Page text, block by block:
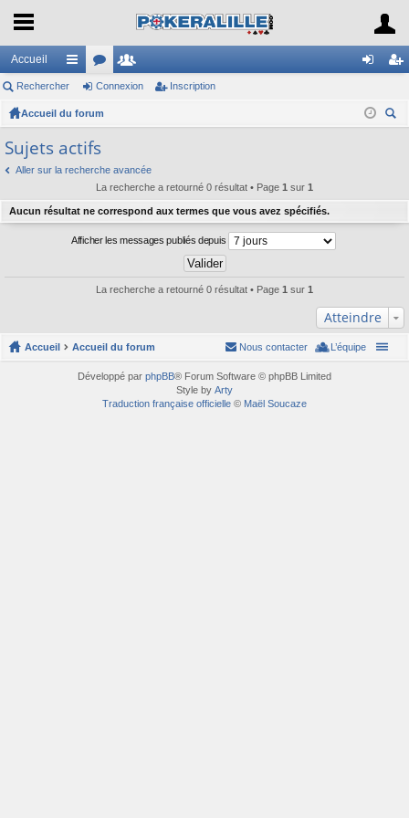
Accueil
ac
co
ci
or
u
m
s
e
es
ne cri
Rechercher Connexion Inscription
Accueil du forum
Sujets actifs
Aller sur la recherche avancée
La recherche a retourné 0 résultat • Page 1 sur 1
Aucun résultat ne correspond aux termes que vous avez spécifiés.
Afficher les messages publiés depuis
La recherche a retourné 0 résultat • Page 1 sur 1
Atteindre
Accueil Accueil du forum L’équipe
Nous contacter
Développé par phpBB® Forum Software © phpBB Limited
Style by Arty
Traduction française officielle © Maël Soucaze